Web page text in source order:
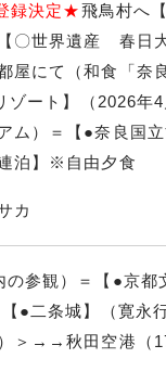
録決定★飛鳥村へ
〇世界遺産 春日
屋にて（和食「奈
ート】（2026年4
ム）＝【●奈良国
泊】※自由夕食
カ
参観）＝【●京都
●二条城】（寛永
＞→→秋田空港（